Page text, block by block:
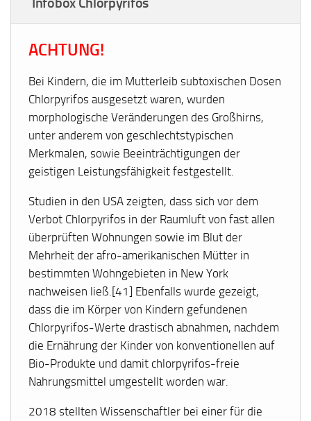
ACHTUNG!
Bei Kindern, die im Mutterleib subtoxischen Dosen
Chlorpyrifos ausgesetzt waren, wurden
morphologische Veränderungen des Großhirns,
unter anderem von geschlechtstypischen
Merkmalen, sowie Beeinträchtigungen der
geistigen Leistungsfähigkeit festgestellt.
Studien in den USA zeigten, dass sich vor dem
Verbot Chlorpyrifos in der Raumluft von fast allen
überprüften Wohnungen sowie im Blut der
Mehrheit der afro-amerikanischen Mütter in
bestimmten Wohngebieten in New York
nachweisen ließ.[41] Ebenfalls wurde gezeigt,
dass die im Körper von Kindern gefundenen
Chlorpyrifos-Werte drastisch abnahmen, nachdem
die Ernährung der Kinder von konventionellen auf
Bio-Produkte und damit chlorpyrifos-freie
Nahrungsmittel umgestellt worden war.
2018 stellten Wissenschaftler bei einer für die